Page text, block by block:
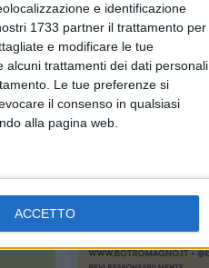
e identificazione
1733 partner il trattamento per
e modificare le tue
alcuni trattamenti dei dati personali
Le tue preferenze si
il consenso in qualsiasi
alla pagina web.
ACCETTO